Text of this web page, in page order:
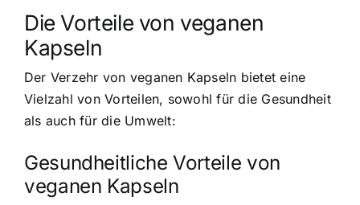
Die Vorteile von veganen
Kapseln
Der Verzehr von veganen Kapseln bietet eine
Vielzahl von Vorteilen, sowohl für die Gesundheit
als auch für die Umwelt:
Gesundheitliche Vorteile von
veganen Kapseln